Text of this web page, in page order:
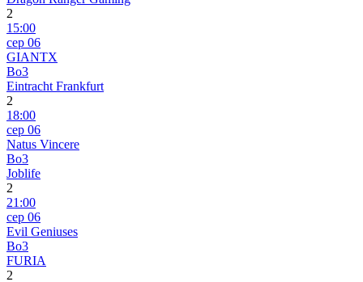
2
15:00
сер 06
GIANTX
Bo3
Eintracht Frankfurt
2
18:00
сер 06
Natus Vincere
Bo3
Joblife
2
21:00
сер 06
Evil Geniuses
Bo3
FURIA
2